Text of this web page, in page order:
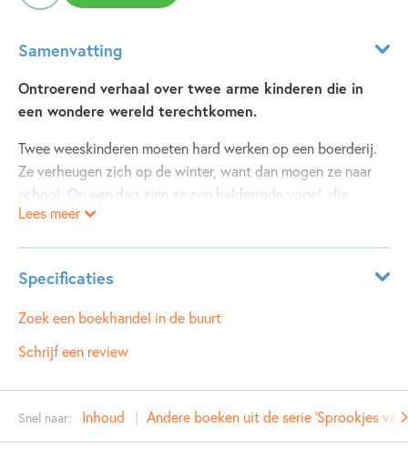
Samenvatting
Ontroerend verhaal over twee arme kinderen die in
een wondere wereld terechtkomen.
Twee weeskinderen moeten hard werken op een boerderij.
Ze verheugen zich op de winter, want dan mogen ze naar
school. Op een dag zien ze een helderrode vogel, die
prachtig zingt. Ze volgen hem door de sneeuw, tot ze bij
Lees meer
Specificaties
Leeftijdsindicatie: 5 - 9 jaar
ISBN:
9789021683218
Auteur(s):
Astrid Lindgren
Zoek een boekhandel in de buurt
Schrijf een review
Snel naar: Inhoud Andere boeken uit de serie 'Sprookjes